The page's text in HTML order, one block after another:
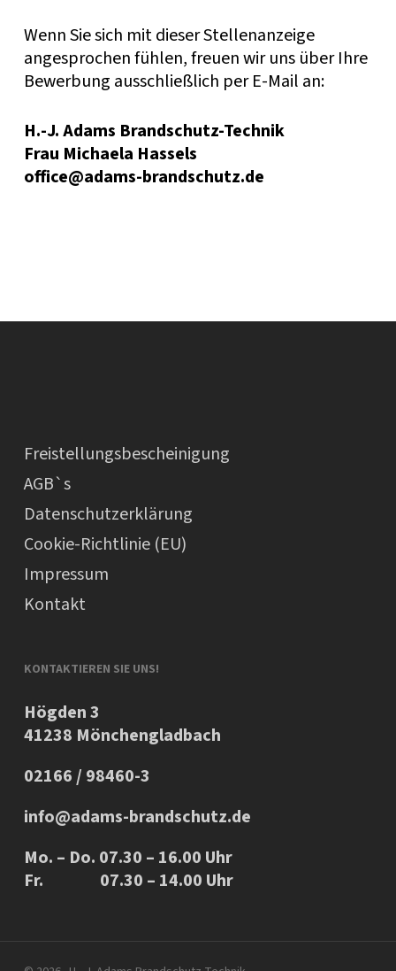
Wenn Sie sich mit dieser Stellenanzeige
angesprochen fühlen, freuen wir uns über Ihre
Bewerbung ausschließlich per E-Mail an:
H.-J. Adams Brandschutz-Technik
Frau Michaela Hassels
office@adams-brandschutz.de
Freistellungsbescheinigung
AGB`s
Datenschutzerklärung
Cookie-Richtlinie (EU)
Impressum
Kontakt
KONTAKTIEREN SIE UNS!
Högden 3
41238 Mönchengladbach
02166 / 98460-3
info@adams-brandschutz.de
Mo. – Do. 07.30 – 16.00 Uhr
Fr. 07.30 – 14.00 Uhr